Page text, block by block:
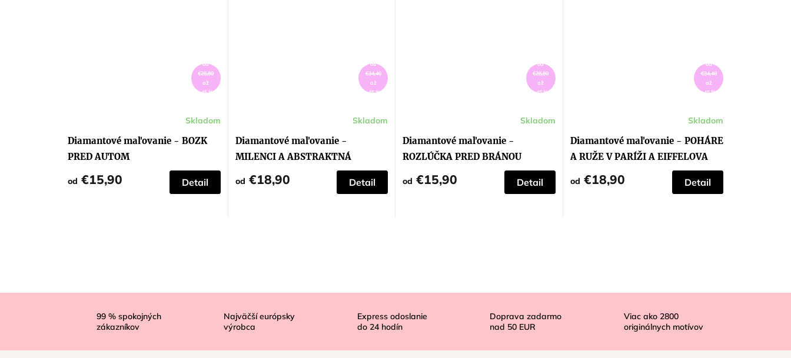
od
€28,80
až
–45 %
Diamantové maľovanie - BOZK
PRED AUTOM
Skladom
od €15,90 Detail
od
€34,40
až
–45 %
Diamantové maľovanie -
MILENCI A ABSTRAKTNÁ
EIFFELOVA VEŽA
Skladom
od €18,90 Detail
od
€28,80
až
–45 %
Diamantové maľovanie -
ROZLÚČKA PRED BRÁNOU
Skladom
od €15,90 Detail
od
€34,40
až
–45 %
Diamantové maľovanie - POHÁRE
A RUŽE V PARÍŽI A EIFFELOVA
VEŽA 2
Skladom
od €18,90 Detail
ä
99% spokojných
zákazníkov
Najväčší európsky
výrobca
Express odoslanie
do 24 hodín
Doprava zadarmo
nad 50 EUR
Viac ako 2800
originálnych motívov